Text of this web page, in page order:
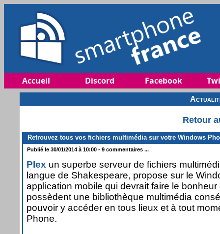
Accueil Discord Facebook
Retour
Retrouvez tous vos fichiers multimédia sur votre Windows
Publié le 30/01/2014 à 10:00 - 9 commentaires ...
Plex un superbe serveur de fichiers
langue de Shakespeare, propose sur le
application mobile qui devrait faire le
possèdent une bibliothèque multimédia
pouvoir y accéder en tous lieux et à tout
Phone.